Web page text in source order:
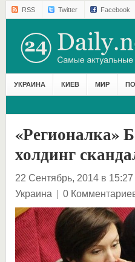
RSS Twitter Facebook
УКРАИНА КИЕВ МИР
«Регионалка»
холдинг
22 Сентябрь, 2014 в 15:27
Украина | 0